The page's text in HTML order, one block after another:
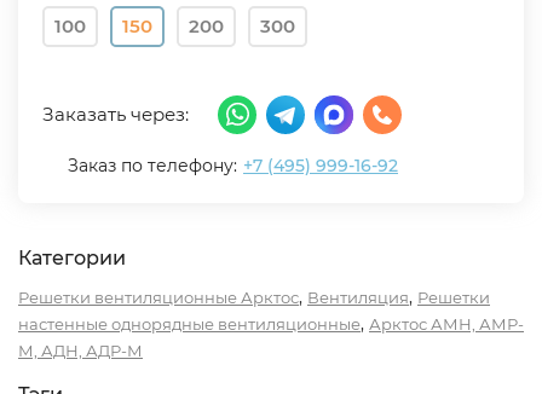
100 150 200 300
Заказать через:
Заказ по телефону: +7 (495) 999-16-92
Категории
Решетки вентиляционные Арктос, Вентиляция, Решетки
настенные однорядные вентиляционные, Арктос АМН, АМР-
М, АДН, АДР-М